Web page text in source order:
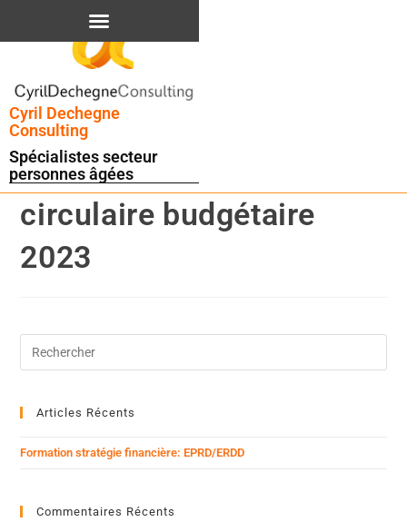
Cyril Dechegne
Consulting
Spécialistes secteur
personnes âgées
circulaire budgétaire
2023
Articles Récents
Formation stratégie financière: EPRD/ERDD
Commentaires Récents